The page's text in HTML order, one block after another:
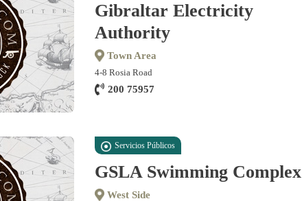
Gibraltar Electricity
Authority
Town Area
4-8 Rosia Road
200 75957
Servicios Públicos
GSLA Swimming Complex
West Side